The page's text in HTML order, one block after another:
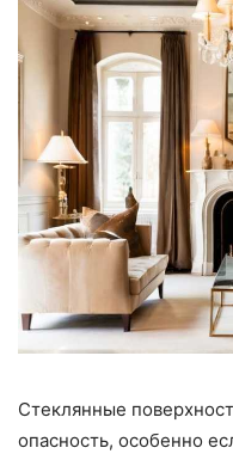
Стеклянные
опасность, особенно